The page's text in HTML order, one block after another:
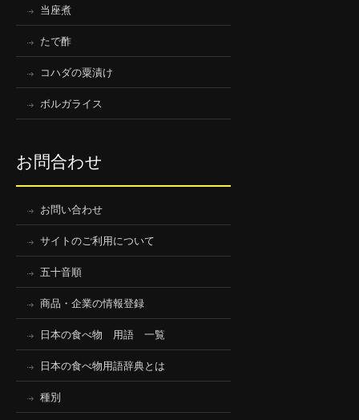
当座煮
たで酢
コハダの粟漬け
ボルガライス
お問合わせ
お問い合わせ
サイトのご利用について
五十音順
商品・企業の情報登録
日本の食べ物 用語 一覧
日本の食べ物用語辞典とは
種別